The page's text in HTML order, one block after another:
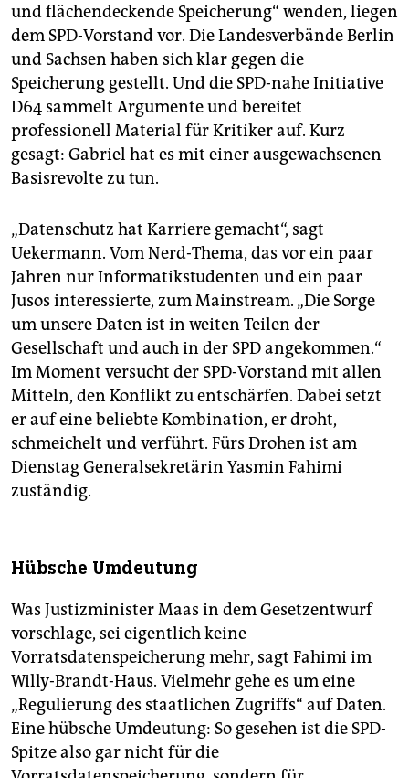
und flächendeckende Speicherung“ wenden, liegen
dem SPD-Vorstand vor. Die Landesverbände Berlin
und Sachsen haben sich klar gegen die
Speicherung gestellt. Und die SPD-nahe Initiative
D64 sammelt Argumente und bereitet
professionell Material für Kritiker auf. Kurz
gesagt: Gabriel hat es mit einer ausgewachsenen
Basisrevolte zu tun.
„Datenschutz hat Karriere gemacht“, sagt
Uekermann. Vom Nerd-Thema, das vor ein paar
Jahren nur Informatikstudenten und ein paar
Jusos interessierte, zum Mainstream. „Die Sorge
um unsere Daten ist in weiten Teilen der
Gesellschaft und auch in der SPD angekommen.“
Im Moment versucht der SPD-Vorstand mit allen
Mitteln, den Konflikt zu entschärfen. Dabei setzt
er auf eine beliebte Kombination, er droht,
schmeichelt und verführt. Fürs Drohen ist am
Dienstag Generalsekretärin Yasmin Fahimi
zuständig.
Hübsche Umdeutung
Was Justizminister Maas in dem Gesetzentwurf
vorschlage, sei eigentlich keine
Vorratsdatenspeicherung mehr, sagt Fahimi im
Willy-Brandt-Haus. Vielmehr gehe es um eine
„Regulierung des staatlichen Zugriffs“ auf Daten.
Eine hübsche Umdeutung: So gesehen ist die SPD-
Spitze also gar nicht für die